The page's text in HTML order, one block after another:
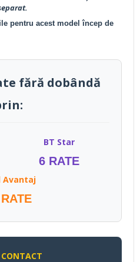
pentru acest model încep de
fără dobândă
BT Star
6 RATE
Avantaj